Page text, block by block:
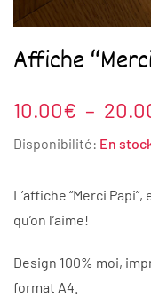
Affiche
10.00€ –
Disponibilité: En
L’affiche “Merci
qu’on l’aime!
Design 100% moi,
format A4.